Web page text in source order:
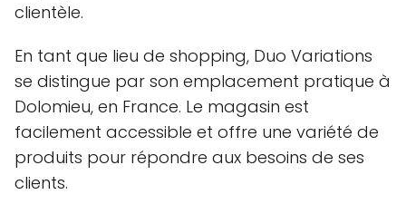
clientèle.
En tant que lieu de shopping, Duo Variations
se distingue par son emplacement pratique à
Dolomieu, en France. Le magasin est
facilement accessible et offre une variété de
produits pour répondre aux besoins de ses
clients.